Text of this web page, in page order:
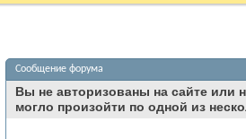
Сообщение форума
Вы не авторизованы на сайте или
могло произойти по одной из